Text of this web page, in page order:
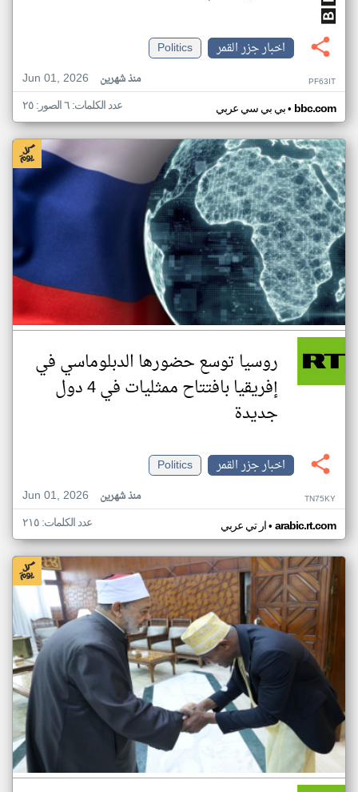
اخبار جزر القمر
Politics
Jun 01, 2026
منذ شهرين PF63IT
بي بي سي عربي• bbc.com عدد الكلمات: ٦ الصور: ٢٥
روسيا توسع حضورها الدبلوماسي في
إفريقيا بافتتاح ممثليات في 4 دول
جديدة
اخبار جزر القمر
Politics
Jun 01, 2026
منذ شهرين TN75KY
ار تي عربي• arabic.rt.com عدد الكلمات: ٢١٥